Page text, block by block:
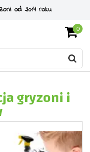
2011 roku
0
gryzoni i